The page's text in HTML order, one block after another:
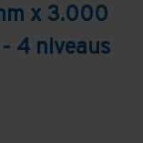
x 3.000
4 niveaus